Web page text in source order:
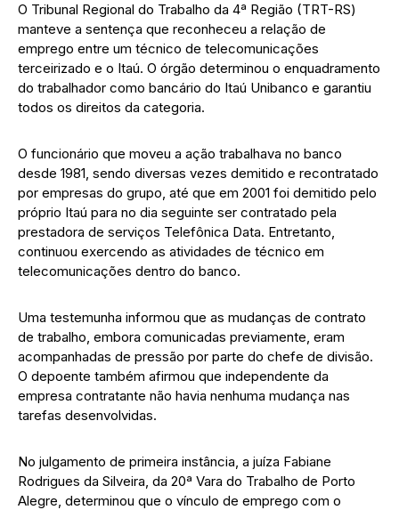
O Tribunal Regional do Trabalho da 4ª Região (TRT-RS)
manteve a sentença que reconheceu a relação de
emprego entre um técnico de telecomunicações
terceirizado e o Itaú. O órgão determinou o enquadramento
do trabalhador como bancário do Itaú Unibanco e garantiu
todos os direitos da categoria.
O funcionário que moveu a ação trabalhava no banco
desde 1981, sendo diversas vezes demitido e recontratado
por empresas do grupo, até que em 2001 foi demitido pelo
próprio Itaú para no dia seguinte ser contratado pela
prestadora de serviços Telefônica Data. Entretanto,
continuou exercendo as atividades de técnico em
telecomunicações dentro do banco.
Uma testemunha informou que as mudanças de contrato
de trabalho, embora comunicadas previamente, eram
acompanhadas de pressão por parte do chefe de divisão.
O depoente também afirmou que independente da
empresa contratante não havia nenhuma mudança nas
tarefas desenvolvidas.
No julgamento de primeira instância, a juíza Fabiane
Rodrigues da Silveira, da 20ª Vara do Trabalho de Porto
Alegre, determinou que o vínculo de emprego com o